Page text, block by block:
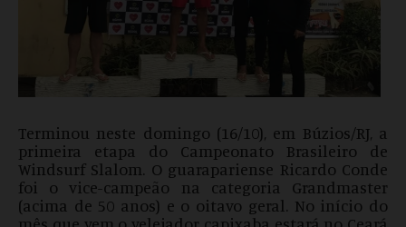
Terminou neste domingo (16/10), em Búzios/RJ, a
primeira etapa do Campeonato Brasileiro de
Windsurf Slalom. O guarapariense Ricardo Conde
foi o vice-campeão na categoria Grandmaster
(acima de 50 anos) e o oitavo geral. No início do